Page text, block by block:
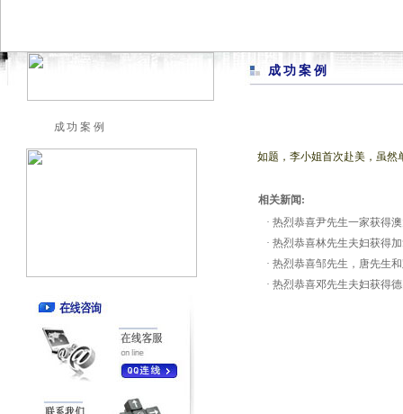
成功案例
成功案例
如题，李小姐首次赴美，虽
相关新闻:
·热烈恭喜尹先生一家获得
·热烈恭喜林先生夫妇获得
·热烈恭喜邹先生，唐先生
·热烈恭喜邓先生夫妇获得